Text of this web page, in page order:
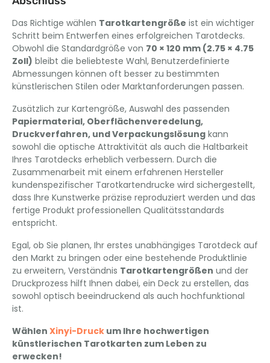
Das Richtige wählen Tarotkartengröße ist ein wichtiger
Schritt beim Entwerfen eines erfolgreichen Tarotdecks.
Obwohl die Standardgröße von 70 × 120 mm (2.75 × 4.75
Zoll) bleibt die beliebteste Wahl, Benutzerdefinierte
Abmessungen können oft besser zu bestimmten
künstlerischen Stilen oder Marktanforderungen passen.
Zusätzlich zur Kartengröße, Auswahl des passenden
Papiermaterial, Oberflächenveredelung,
Druckverfahren, und Verpackungslösung kann
sowohl die optische Attraktivität als auch die Haltbarkeit
Ihres Tarotdecks erheblich verbessern. Durch die
Zusammenarbeit mit einem erfahrenen Hersteller
kundenspezifischer Tarotkartendrucke wird sichergestellt,
dass Ihre Kunstwerke präzise reproduziert werden und das
fertige Produkt professionellen Qualitätsstandards
entspricht.
Egal, ob Sie planen, Ihr erstes unabhängiges Tarotdeck auf
den Markt zu bringen oder eine bestehende Produktlinie
zu erweitern, Verständnis Tarotkartengrößen und der
Druckprozess hilft Ihnen dabei, ein Deck zu erstellen, das
sowohl optisch beeindruckend als auch hochfunktional
ist.
Wählen Xinyi-Druck um Ihre hochwertigen
künstlerischen Tarotkarten zum Leben zu
erwecken!